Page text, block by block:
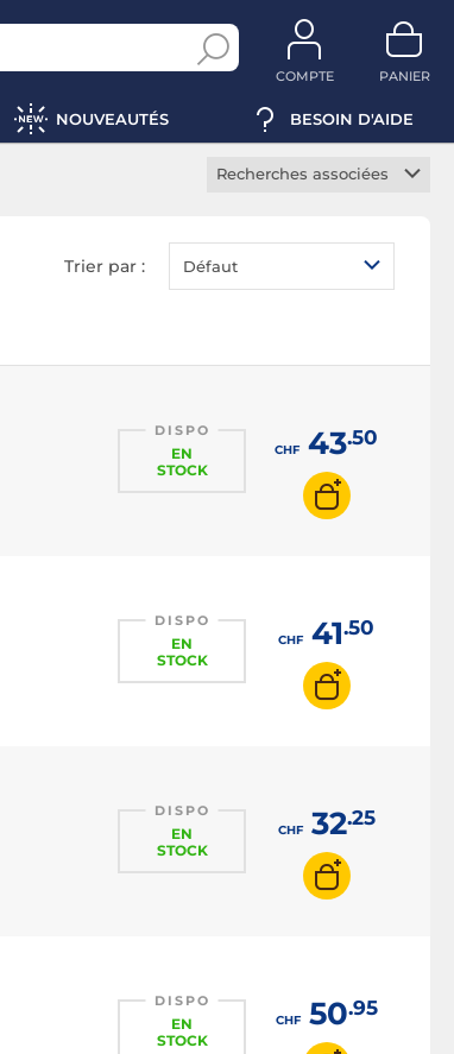
COMPTE PANIER
NOUVEAUTÉS BESOIN D'AIDE
Recherches associées
Lecteur graveur M-Disc
Lecteur graveur DVD
Trier par : Défaut
DISPO
EN
STOCK
CHF43.50
DISPO
EN
STOCK
CHF41.50
DISPO
EN
STOCK
CHF32.25
DISPO
EN
STOCK
CHF50.95